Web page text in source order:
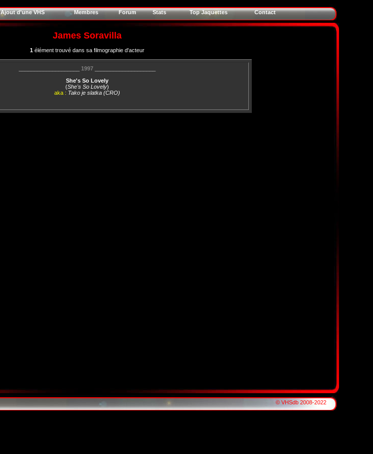
Ajout d'une VHS Membres Forum Stats Top Jaquettes Contact
James Soravilla
1élément trouvé dans sa filmographie d'acteur
1997____________________
She's So Lovely
(She's So Lovely)
aka : Tako je slatka (CRO)
© VHSdb 2008-2022